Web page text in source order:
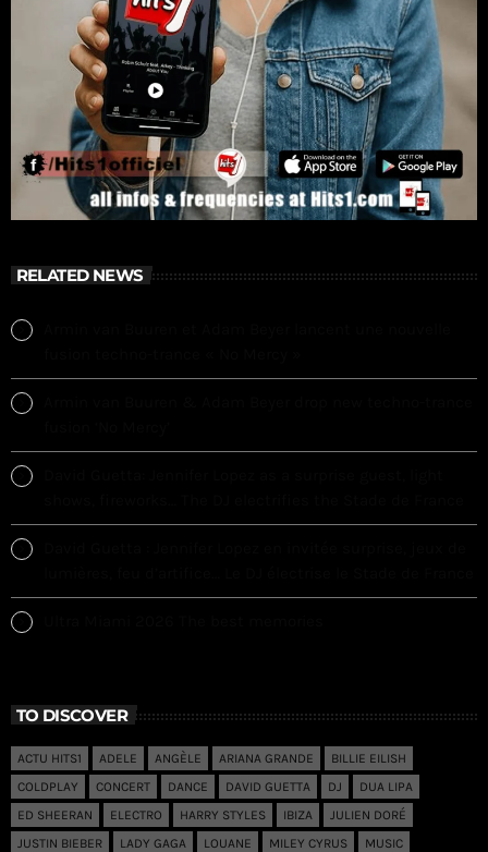
RELATED NEWS
TO DISCOVER
ACTU HITS1 ADELE ANGÈLE ARIANA GRANDE
BILLIE EILISH
COLDPLAY
CONCERT DANCE DAVID GUETTA DJ
DUA LIPA
ED SHEERAN
ELECTRO HARRY STYLES IBIZA
JULIEN DORÉ
JUSTIN BIEBER
LADY GAGA LOUANE MILEY CYRUS
MUSIC